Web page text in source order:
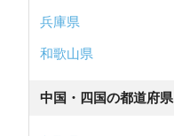
兵庫県
和歌山県
中国・四国の都道府県